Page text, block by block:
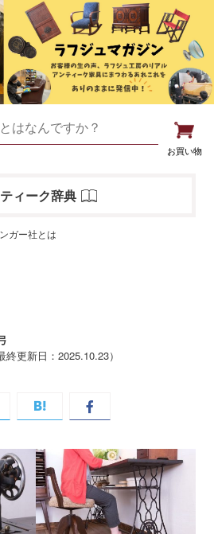
お買い物
ィーク辞典
ガー社とは
終更新日：2025.10.23）